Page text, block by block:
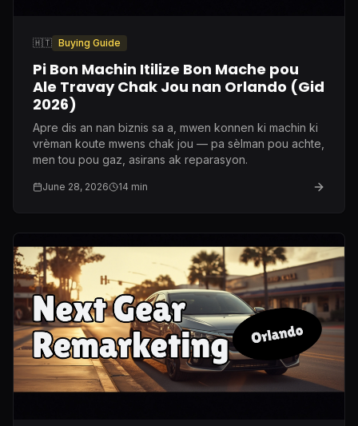
🇭🇹 Buying Guide
Pi Bon Machin Itilize Bon Mache pou
Ale Travay Chak Jou nan Orlando (Gid
2026)
Apre dis an nan biznis sa a, mwen konnen ki machin ki
vrèman koute mwens chak jou — pa sèlman pou achte,
men tou pou gaz, asirans ak reparasyon.
June 28, 2026 14 min